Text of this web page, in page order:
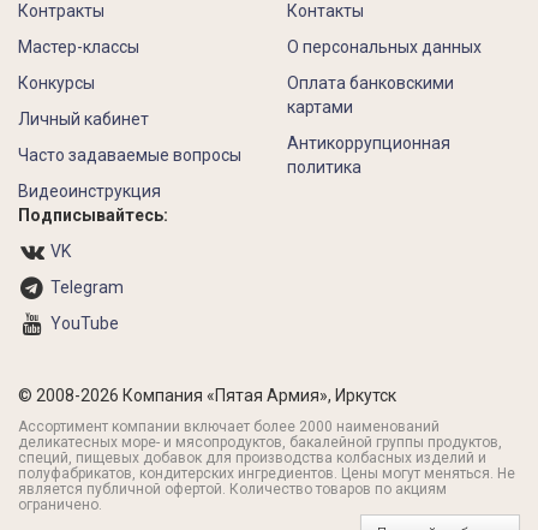
Контракты
Контакты
Мастер-классы
Конкурсы
Личный кабинет
Часто задаваемые вопросы
Видеоинструкция
О персональных данных
Оплата банковскими
картами
Антикоррупционная
политика
Подписывайтесь:
VK
Telegram
YouTube
© 2008-2026 Компания «Пятая Армия», Иркутск
Ассортимент компании включает более 2000 наименований
деликатесных море- и мясопродуктов, бакалейной группы продуктов,
специй, пищевых добавок для производства колбасных изделий и
полуфабрикатов, кондитерских ингредиентов. Цены могут меняться. Не
является публичной офертой. Количество товаров по акциям
ограничено.